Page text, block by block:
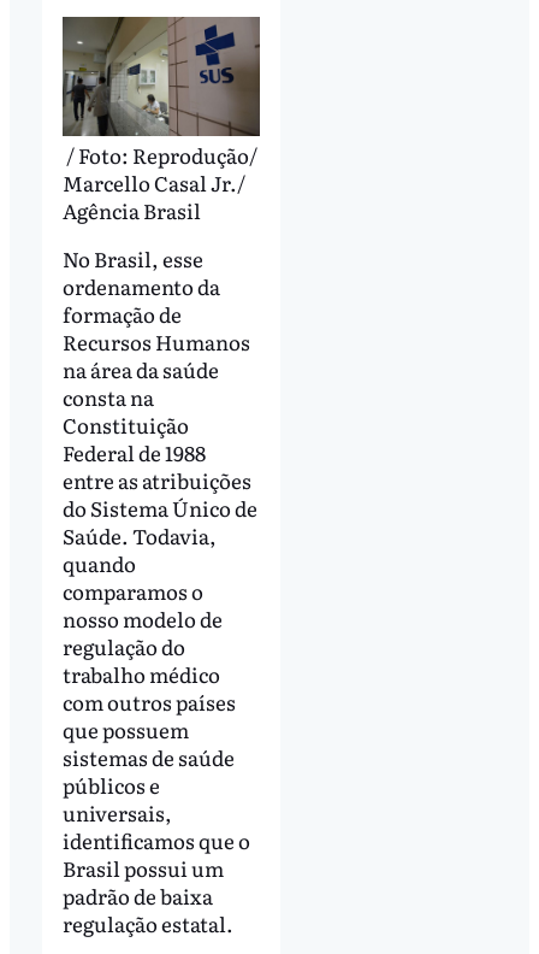
/ Foto: Reprodução/
Marcello Casal Jr./
Agência Brasil
No Brasil, esse
ordenamento da
formação de
Recursos Humanos
na área da saúde
consta na
Constituição
Federal de 1988
entre as atribuições
do Sistema Único de
Saúde. Todavia,
quando
comparamos o
nosso modelo de
regulação do
trabalho médico
com outros países
que possuem
sistemas de saúde
públicos e
universais,
identificamos que o
Brasil possui um
padrão de baixa
regulação estatal.